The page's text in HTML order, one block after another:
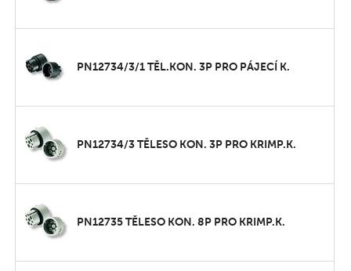
PN12734/3/1 TĚL.KON. 3P PRO PÁJECÍ K.
PN12734/3 TĚLESO KON. 3P PRO KRIMP.K.
PN12735 TĚLESO KON. 8P PRO KRIMP.K.